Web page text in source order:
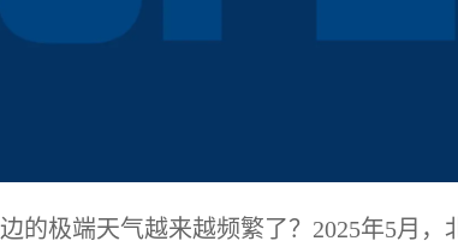
的极端天气越来越频繁了？2025年5月